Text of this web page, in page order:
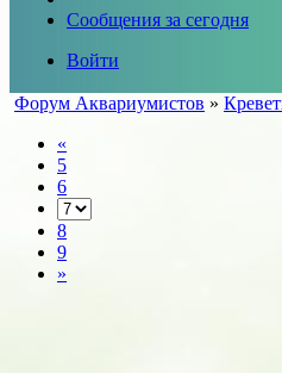
Сообщения за сегодня
Войти
Форум Аквариумистов »
«
5
6
8
9
»